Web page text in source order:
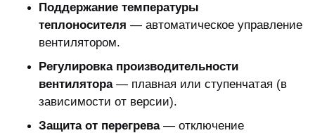
Поддержание температуры
теплоносителя — автоматическое управление
вентилятором.
Регулировка производительности
вентилятора— плавная или ступенчатая (в
зависимости от версии).
Защита от перегрева— отключение